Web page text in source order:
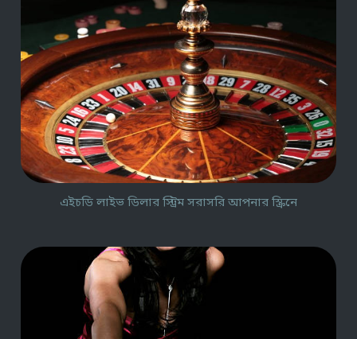
এইচডি লাইভ ডিলার স্ট্রিম সরাসরি আপনার স্ক্রিনে